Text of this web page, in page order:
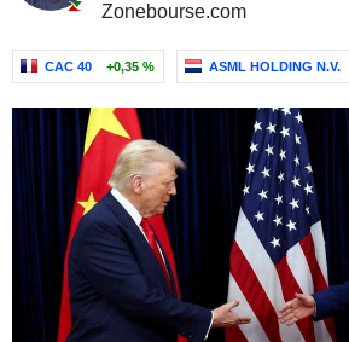
Zonebourse.com
CAC 40 +0,35 % ASML HOLDING N.V.